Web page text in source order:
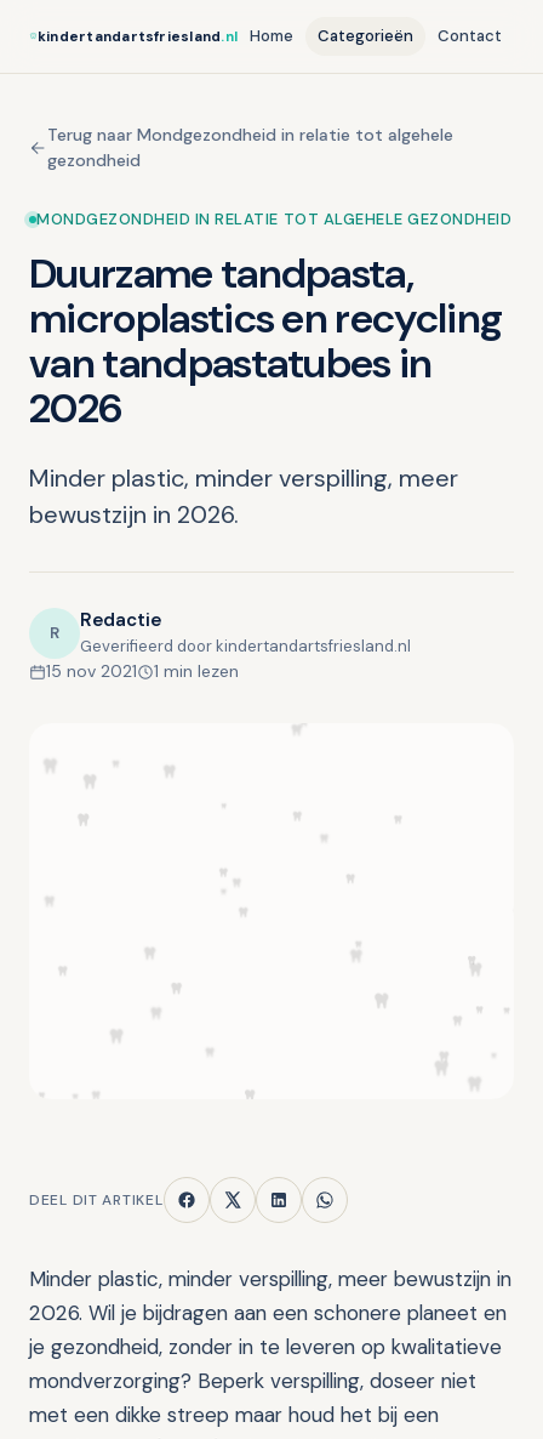
kindertandartsfriesland.nl Home Categorieën Contact
Terug naar Mondgezondheid in relatie tot algehele
gezondheid
MONDGEZONDHEID IN RELATIE TOT ALGEHELE GEZONDHEID
Duurzame tandpasta,
microplastics en recycling
van tandpastatubes in
2026
Minder plastic, minder verspilling, meer
bewustzijn in 2026.
R Redactie
Geverifieerd door kindertandartsfriesland.nl
15 nov 2021 1 min lezen
DEEL DIT ARTIKEL
Minder plastic, minder verspilling, meer bewustzijn in
2026. Wil je bijdragen aan een schonere planeet en
je gezondheid, zonder in te leveren op kwalitatieve
mondverzorging? Beperk verspilling, doseer niet
met een dikke streep maar houd het bij een